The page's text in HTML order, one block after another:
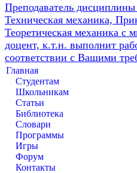
Преподаватель
Техническая механика,
Теоретическая механика с
доцент, к.т.н. выполнит
соответствии с Вашими
Главная
Студентам
Школьникам
Статьи
Библиотека
Словари
Программы
Игры
Форум
Контакты